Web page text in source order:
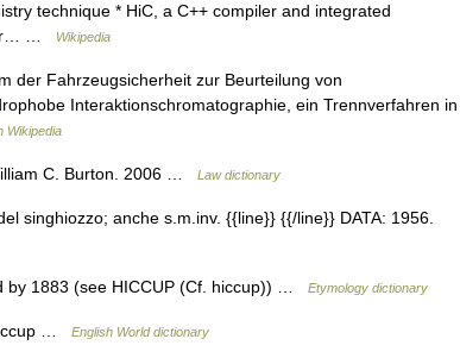
technique * HiC, a C++ compiler and integrated
…
Wikipedia
der Fahrzeugsicherheit zur Beurteilung von
Interaktionschromatographie, ein Trennverfahren in
Wikipedia
C. Burton. 2006 … Law dictionary
singhiozzo; anche s.m.inv. {{line}} {{/line}} DATA: 1956.
by 1883 (see HICCUP (Cf. hiccup)) … Etymology dictionary
… English World dictionary